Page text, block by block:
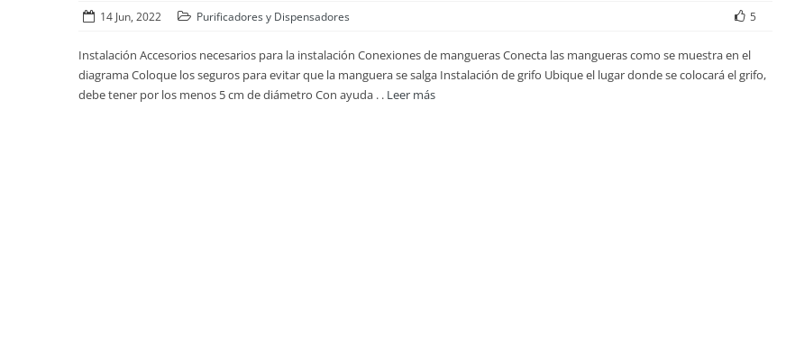
14 Jun, 2022 Purificadores y Dispensadores 5
Instalación Accesorios necesarios para la instalación Conexiones de mangueras Conecta las mangueras como se muestra en el
diagrama Coloque los seguros para evitar que la manguera se salga Instalación de grifo Ubique el lugar donde se colocará el grifo,
debe tener por los menos 5 cm de diámetro Con ayuda . . Leer más